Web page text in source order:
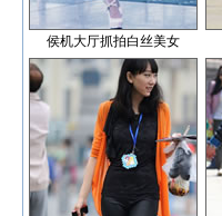
侯机大厅抓拍白丝美女